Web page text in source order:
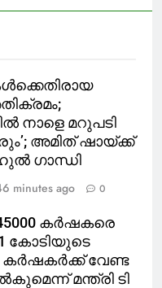
നാളെ മറുപടി
അമിത് ഷായ്ക്ക്
ഗാന്ധി
minutes ago 0
കർഷകരെ
കോടിയുടെ
വേണ്ട
മന്ത്രി ടി